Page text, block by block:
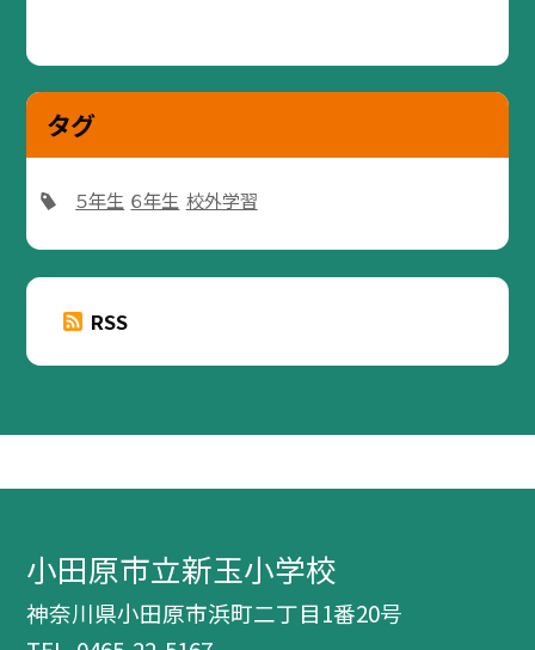
タグ
５年生 ６年生 校外学習
RSS
小田原市立新玉小学校
神奈川県小田原市浜町二丁目1番20号